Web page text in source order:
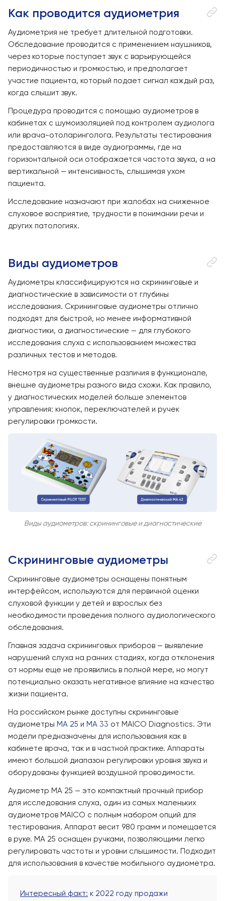
Как проводится аудиометрия
Аудиометрия не требует длительной подготовки.
Обследование проводится с применением наушников,
через которые поступает звук с варьирующейся
периодичностью и громкостью, и предполагает
участие пациента, который подает сигнал каждый раз,
когда слышит звук.
Процедура проводится с помощью аудиометров в
кабинетах с шумоизоляцией под контролем аудиолога
или врача-отоларинголога. Результаты тестирования
предоставляются в виде аудиограммы, где на
горизонтальной оси отображается частота звука, а на
вертикальной — интенсивность, слышимая ухом
пациента.
Исследование назначают при жалобах на сниженное
слуховое восприятие, трудности в понимании речи и
других патологиях.
Виды аудиометров
Аудиометры классифицируются на скрининговые и
диагностические в зависимости от глубины
исследования. Скрининговые аудиометры отлично
подходят для быстрой, но менее информативной
диагностики, а диагностические — для глубокого
исследования слуха с использованием множества
различных тестов и методов.
Несмотря на существенные различия в функционале,
внешне аудиометры разного вида схожи. Как правило,
у диагностических моделей больше элементов
управления: кнопок, переключателей и ручек
регулировки громкости.
Виды аудиометров: скрининговые и диагностические
Скрининговые аудиометры
Скрининговые аудиометры оснащены понятным
интерфейсом, используются для первичной оценки
слуховой функции у детей и взрослых без
необходимости проведения полного аудиологического
обследования.
Главная задача скрининговых приборов — выявление
нарушений слуха на ранних стадиях, когда отклонения
от нормы еще не проявились в полной мере, но могут
потенциально оказать негативное влияние на качество
жизни пациента.
На российском рынке доступны скрининговые
аудиометры MA 25 и MA 33 от MAICO Diagnostics. Эти
модели предназначены для использования как в
кабинете врача, так и в частной практике. Аппараты
имеют большой диапазон регулировки уровня звука и
оборудованы функцией воздушной проводимости.
Аудиометр MA 25 — это компактный прочный прибор
для исследования слуха, один из самых маленьких
аудиометров MAICO с полным набором опций для
тестирования. Аппарат весит 980 грамм и помещается
в руке. MA 25 оснащен ручками, позволяющими легко
регулировать частоты и уровни слышимости. Подходит
для использования в качестве мобильного аудиометра.
Интересный факт: к 2022 году продажи